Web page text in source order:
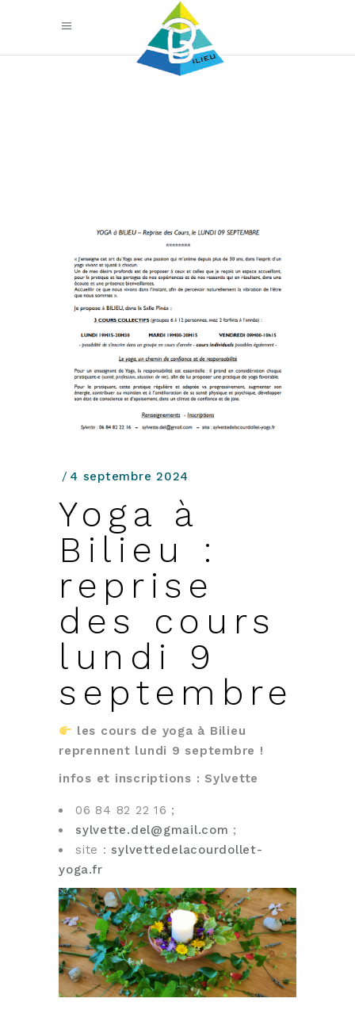
4 septembre 2024
Yoga à
Bilieu :
reprise
des cours
lundi 9
septembre
les cours de yoga à Bilieu
reprennent lundi 9 septembre !
infos et inscriptions : Sylvette
06 84 82 22 16 ;
sylvette.del@gmail.com ;
site : sylvettedelacourdollet-
yoga.fr